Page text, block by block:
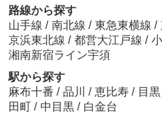
路線から探す
山手線 / 南北線 / 東急東横線 /
京浜東北線 / 都営大江戸線 /
湘南新宿ライン宇須
駅から探す
麻布十番 / 品川 / 恵比寿 / 目黒
田町 / 中目黒 / 白金台